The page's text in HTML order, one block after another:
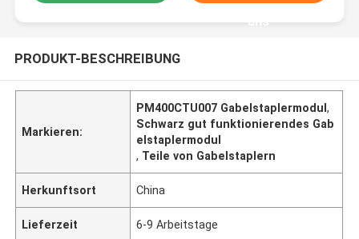
uns
PRODUKT-BESCHREIBUNG
Markieren:
PM400CTU007 Gabelstaplermodul,
Schwarz gut funktionierendes Gab
elstaplermodul
, Teile von Gabelstaplern
Herkunftsort China
Lieferzeit 6-9 Arbeitstage